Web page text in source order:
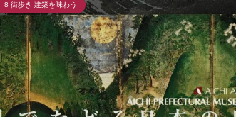
8 街歩き 建築を味わう